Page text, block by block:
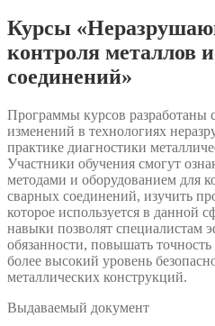
Курсы
контроля металлов
соединений»
Программы курсов разработаны
изменений в технологиях
практике диагностики
Участники обучения смогут
методами и оборудованием для
сварных соединений, изучить
которое используется в данной
навыки позволят специалистам
обязанности, повышать
более высокий уровень
металлических конструкций.
Выдаваемый документ